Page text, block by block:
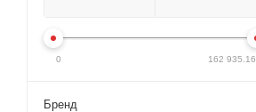
0 162 935.16
Бренд